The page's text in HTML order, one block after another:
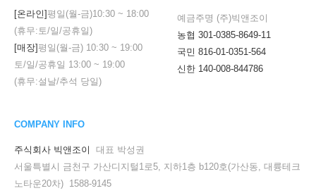
[온라인] 평일(월-금)10:30 ~ 18:00
(휴무:토/일/공휴일)
[매장] 평일(월-금) 10:30 ~ 19:00
토/일/공휴일 13:00 ~ 19:00
(휴무:설날/추석 당일)
예금주명 (주)빅앤조이
농협 301-0385-8649-11
국민 816-01-0351-564
신한 140-008-844786
COMPANY INFO
주식회사 빅앤조이
대표 박성권
서울특별시 금천구 가산디지털1로5, 지하1층 b120호(가산동, 대륭테크
노타운20차) 1588-9145